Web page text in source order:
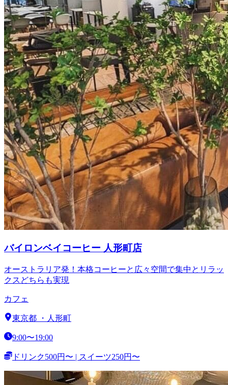
バイロンベイコーヒー 人形町店
オーストラリア発！本格コーヒーと広々空間で集中とリラッ
クスどちらも実現
カフェ
東京都 ・ 人形町
9:00〜19:00
ドリンク500円〜 | スイーツ250円〜